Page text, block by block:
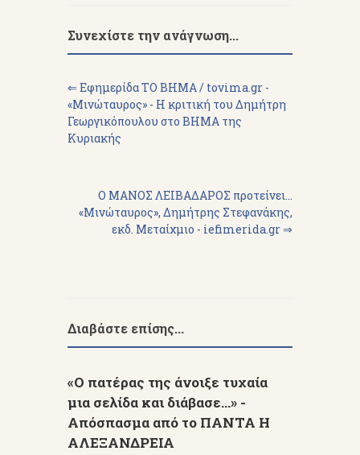
Συνεχίστε την ανάγνωση...
⇐ Εφημερίδα ΤΟ ΒΗΜΑ / tovima.gr -
«Μινώταυρος» - Η κριτική του Δημήτρη
Γεωργικόπουλου στο ΒΗΜΑ της
Κυριακής
Ο ΜΑΝΟΣ ΛΕΙΒΑΔΑΡΟΣ προτείνει...
«Μινώταυρος», Δημήτρης Στεφανάκης,
εκδ. Μεταίχμιο - iefimerida.gr ⇒
Διαβάστε επίσης...
«Ο πατέρας της άνοιξε τυχαία
μια σελίδα και διάβασε...» -
Απόσπασμα από το ΠΑΝΤΑ Η
ΑΛΕΞΑΝΔΡΕΙΑ